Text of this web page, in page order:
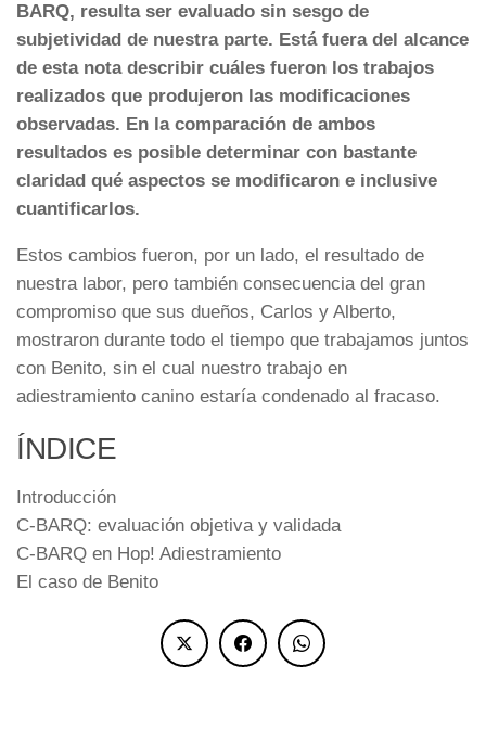
BARQ, resulta ser evaluado sin sesgo de
subjetividad de nuestra parte. Está fuera del alcance
de esta nota describir cuáles fueron los trabajos
realizados que produjeron las modificaciones
observadas. En la comparación de ambos
resultados es posible determinar con bastante
claridad qué aspectos se modificaron e inclusive
cuantificarlos.
Estos cambios fueron, por un lado, el resultado de
nuestra labor, pero también consecuencia del gran
compromiso que sus dueños, Carlos y Alberto,
mostraron durante todo el tiempo que trabajamos juntos
con Benito, sin el cual nuestro trabajo en
adiestramiento canino estaría condenado al fracaso.
ÍNDICE
Introducción
C-BARQ: evaluación objetiva y validada
C-BARQ en Hop! Adiestramiento
El caso de Benito